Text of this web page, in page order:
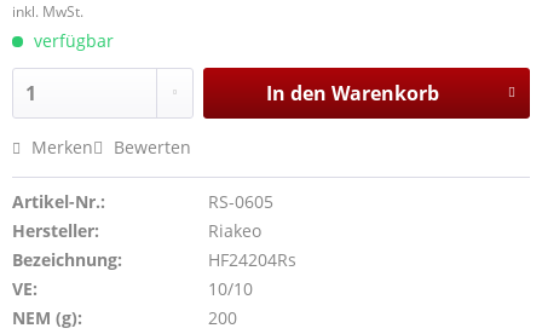
inkl. MwSt.
verfügbar
In den Warenkorb
Merken Bewerten
Artikel-Nr.:
RS-0605
Hersteller:
Riakeo
Bezeichnung:
HF24204Rs
VE:
10/10
NEM (g):
200